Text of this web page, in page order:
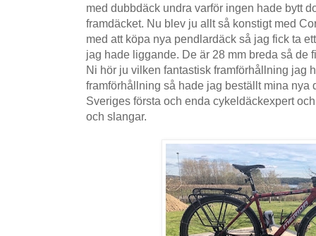
med dubbdäck undra varför ingen hade bytt
framdäcket. Nu blev ju allt så konstigt med
med att köpa nya pendlardäck så jag fick ta
jag hade liggande. De är 28 mm breda så de
Ni hör ju vilken fantastisk framförhållning jag
framförhållning så hade jag beställt mina nya
Sveriges första och enda cykeldäckexpert
och slangar.